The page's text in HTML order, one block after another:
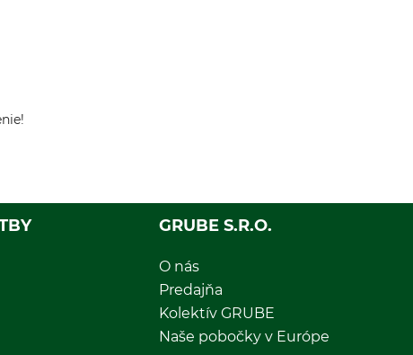
GRUBE S.R.O.
O nás
Predajňa
Kolektív GRUBE
Naše pobočky v Európe